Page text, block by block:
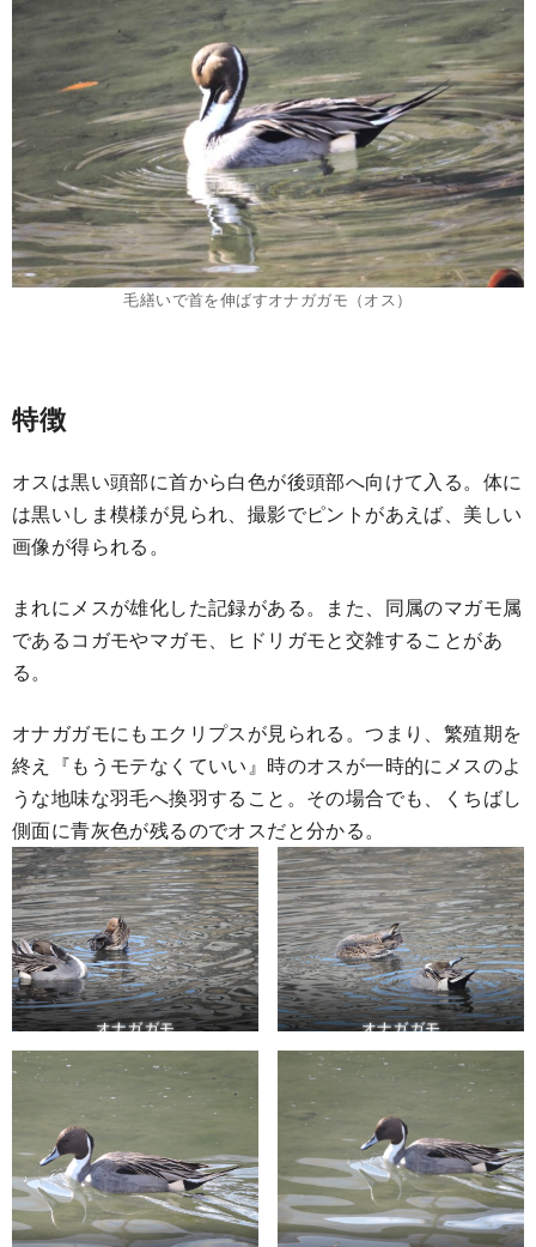
毛繕いで首を伸ばすオナガガモ（オス）
特徴
オスは黒い頭部に首から白色が後頭部へ向けて入る。体に
は黒いしま模様が見られ、撮影でピントがあえば、美しい
画像が得られる。
まれにメスが雄化した記録がある。また、同属のマガモ属
であるコガモやマガモ、ヒドリガモと交雑することがあ
る。
オナガガモにもエクリプスが見られる。つまり、繁殖期を
終え『もうモテなくていい』時のオスが一時的にメスのよ
うな地味な羽毛へ換羽すること。その場合でも、くちばし
側面に青灰色が残るのでオスだと分かる。
オナガガモ オナガガモ